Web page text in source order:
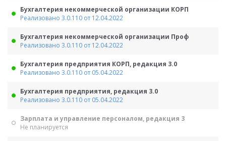
Бухгалтерия некоммерческой организации КОРП
Реализовано 3.0.110 от 12.04.2022
Бухгалтерия некоммерческой организации Проф
Реализовано 3.0.110 от 12.04.2022
Бухгалтерия предприятия КОРП, редакция 3.0
Реализовано 3.0.110 от 05.04.2022
Бухгалтерия предприятия, редакция 3.0
Реализовано 3.0.110 от 05.04.2022
Зарплата и управление персоналом, редакция 3
Не планируется